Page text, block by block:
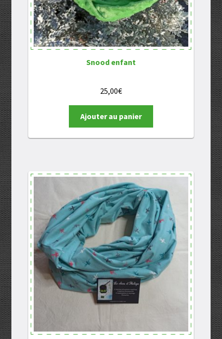
Snood enfant
25,00€
Ajouter au panier